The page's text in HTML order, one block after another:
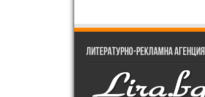
Литературно-рекламна агенция